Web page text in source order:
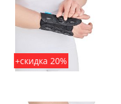
+скидка 20%